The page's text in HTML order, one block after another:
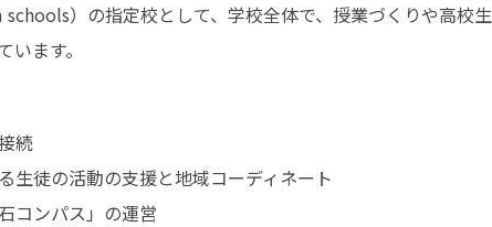
）の指定校として、学校全体で、授業づくりや高校
ます。
続
徒の活動の支援と地域コーディネート
コンパス」の運営